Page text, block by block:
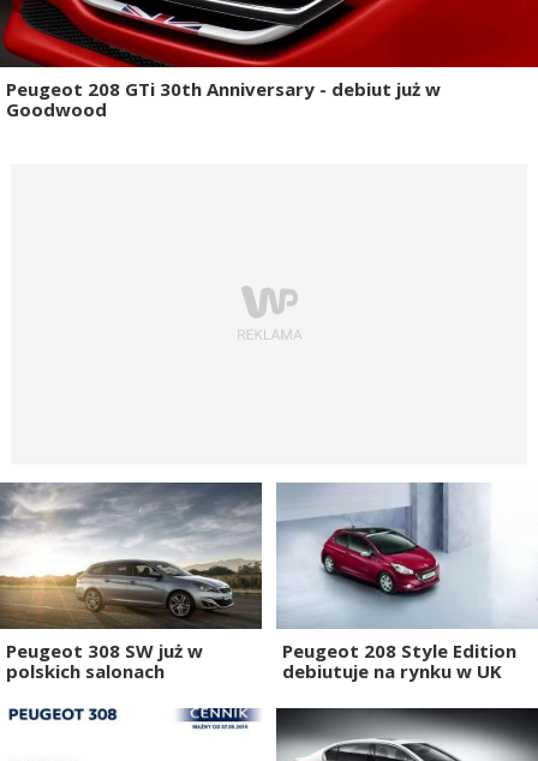
Peugeot 208 GTi 30th Anniversary - debiut już w
Goodwood
Peugeot 308 SW już w
polskich salonach
Peugeot 208 Style Edition
debiutuje na rynku w UK